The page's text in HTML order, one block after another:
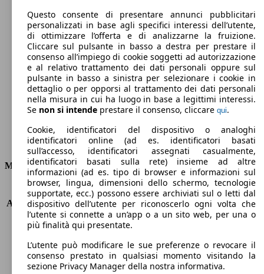
117 g/km
Emissioni di CO2 (combinato)*
Consumi
Motore e Prestazioni
KW (PS)
75 kW (102 PS)
Accelerazione (0-100 km/h)
12.9s
Velocità massima (km/h)
170 km/h
Numero di marce
5
Coppia
250 nm
Cilindrata
1499 ccm
Carburante
Diesel
Questo consente di presentare annunci pubblicitari
personalizzati in base agli specifici interessi dell’utente,
di ottimizzare l’offerta e di analizzarne la fruizione.
Cliccare sul pulsante in basso a destra per prestare il
consenso all’impiego di cookie soggetti ad autorizzazione
e al relativo trattamento dei dati personali oppure sul
pulsante in basso a sinistra per selezionare i cookie in
dettaglio o per opporsi al trattamento dei dati personali
nella misura in cui ha luogo in base a legittimi interessi.
Se non si intende prestare il consenso, cliccare qui.
Cookie, identificatori del dispositivo o analoghi
identificatori online (ad es. identificatori basati
sull’accesso, identificatori assegnati casualmente,
identificatori basati sulla rete) insieme ad altre
informazioni (ad es. tipo di browser e informazioni sul
browser, lingua, dimensioni dello schermo, tecnologie
supportate, ecc.) possono essere archiviati sul o letti dal
dispositivo dell’utente per riconoscerlo ogni volta che
l’utente si connette a un’app o a un sito web, per una o
più finalità qui presentate.
L’utente può modificare le sue preferenze o revocare il
consenso prestato in qualsiasi momento visitando la
sezione Privacy Manager della nostra informativa.